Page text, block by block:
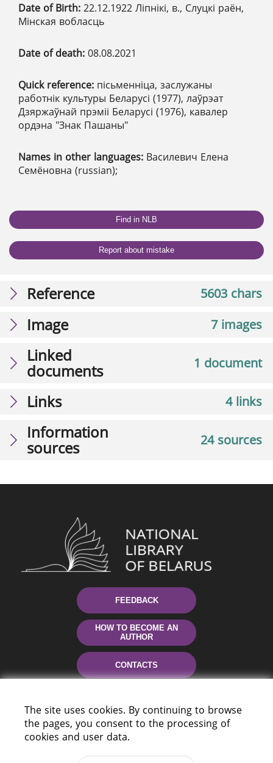
Date of Birth: 22.12.1922 Ліпнікі, в., Слуцкі раён,
Мінская вобласць
Date of death: 08.08.2021
Quick reference: пісьменніца, заслужаны
работнік культуры Беларусі (1977), лаўрэат
Дзяржаўнай прэміі Беларусі (1976), кавалер
ордэна "Знак Пашаны"
Names in other languages: Василевич Елена
Семёновна (russian);
Find in NLB
Report about mistake
5603 chars
Reference
7 images
Image
1 document
Linked
documents
4 links
Links
24 sources
Information
sources
FEEDBACK
HOW TO BECOME AN
AUTHOR
CONTACTS
The site uses cookies. By continuing to browse
the pages, you consent to the processing of
cookies and user data.